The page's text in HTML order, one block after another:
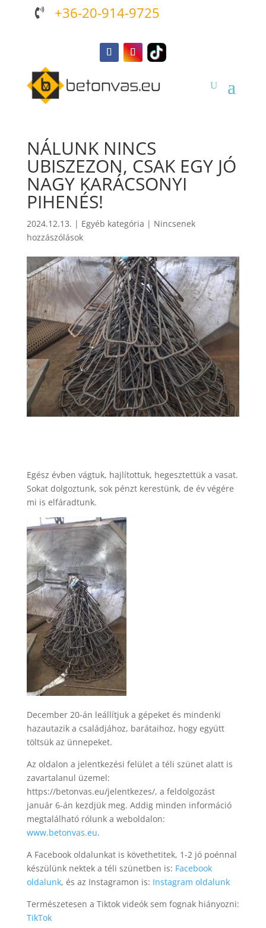
 +36-20-914-9725
NÁLUNK NINCS
UBISZEZON, CSAK EGY JÓ
NAGY KARÁCSONYI
PIHENÉS!
2024.12.13. | Egyéb kategória | Nincsenek
hozzászólások
Egész évben vágtuk, hajlítottuk, hegesztettük a vasat.
Sokat dolgoztunk, sok pénzt kerestünk, de év végére
mi is elfáradtunk.
December 20-án leállítjuk a gépeket és mindenki
hazautazik a családjához, barátaihoz, hogy együtt
töltsük az ünnepeket.
Az oldalon a jelentkezési felület a téli szünet alatt is
zavartalanul üzemel:
https://betonvas.eu/jelentkezes/, a feldolgozást
január 6-án kezdjük meg. Addig minden információ
megtalálható rólunk a weboldalon:
www.betonvas.eu.
A Facebook oldalunkat is követhetitek, 1-2 jó poénnal
készülünk nektek a téli szünetben is: Facebook
oldalunk, és az Instagramon is: Instagram oldalunk
Természetesen a Tiktok videók sem fognak hiányozni:
TikTok